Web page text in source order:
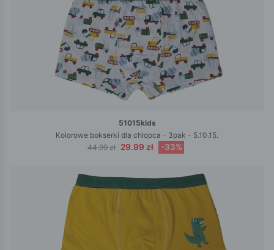
51015kids
Kolorowe bokserki dla chłopca - 3pak - 5.10.15.
44.99 zł 29.99 zł -33%